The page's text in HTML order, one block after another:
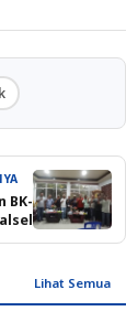
BK-
Lihat Semua